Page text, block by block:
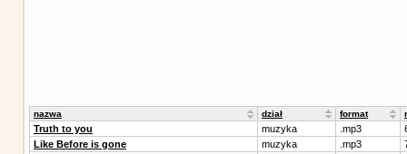
nazwa dział format
Truth to you muzyka .mp3
Like Before is gone
muzyka .mp3